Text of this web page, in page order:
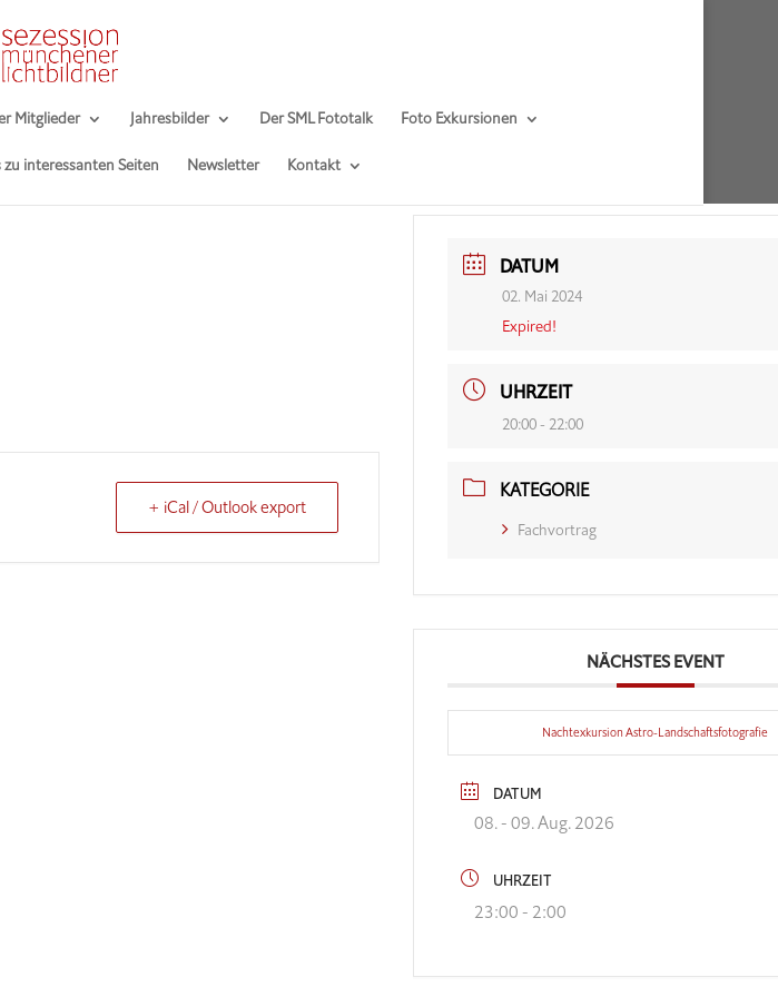
Mitglieder Jahresbilder Der SML Fototalk Foto Exkursionen
zu interessanten Seiten Newsletter Kontakt
+ iCal / Outlook export
DATUM
02. Mai 2024
Expired!
UHRZEIT
20:00 - 22:00
KATEGORIE
Fachvortrag
NÄCHSTES EVENT
Nachtexkursion Astro-Landschaftsfotografie
DATUM
08. - 09. Aug. 2026
UHRZEIT
23:00 - 2:00